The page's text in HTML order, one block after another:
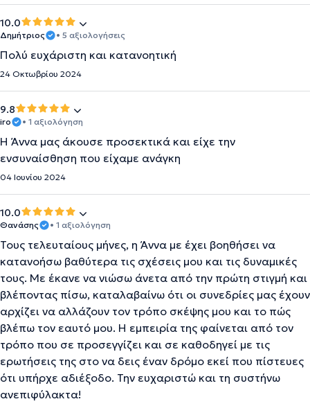
10.0
Δημήτριος • 5 αξιολογήσεις
Πολύ ευχάριστη και κατανοητική
24 Οκτωβρίου 2024
9.8
iro • 1 αξιολόγηση
Η Άννα μας άκουσε προσεκτικά και είχε την
ενσυναίσθηση που είχαμε ανάγκη
04 Ιουνίου 2024
10.0
Θανάσης • 1 αξιολόγηση
Τους τελευταίους μήνες, η Άννα με έχει βοηθήσει να
κατανοήσω βαθύτερα τις σχέσεις μου και τις δυναμικές
τους. Με έκανε να νιώσω άνετα από την πρώτη στιγμή και
βλέποντας πίσω, καταλαβαίνω ότι οι συνεδρίες μας έχουν
αρχίζει να αλλάζουν τον τρόπο σκέψης μου και το πώς
βλέπω τον εαυτό μου. Η εμπειρία της φαίνεται από τον
τρόπο που σε προσεγγίζει και σε καθοδηγεί με τις
ερωτήσεις της στο να δεις έναν δρόμο εκεί που πίστευες
ότι υπήρχε αδιέξοδο. Την ευχαριστώ και τη συστήνω
ανεπιφύλακτα!